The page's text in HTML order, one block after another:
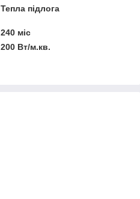
Тепла підлога
240 міс
200 Вт/м.кв.